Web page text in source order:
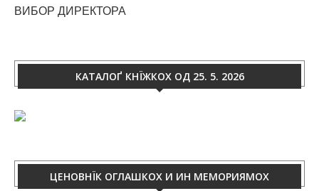
ВИБОР ДИРЕКТОРА
КАТАЛОҐ КНЇЖКОХ ОД 25. 5. 2026
ЦЕНОВНЇК ОГЛАШКОХ И ИН МЕМОРИЯМОХ